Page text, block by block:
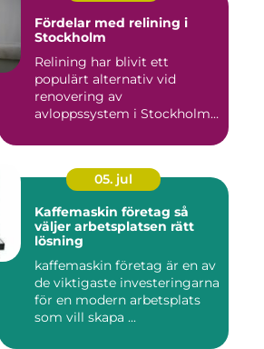
Fördelar med relining i
Stockholm
Relining har blivit ett
populärt alternativ vid
renovering av
avloppssystem i Stockholm.
05. jul
Kaffemaskin företag så
väljer arbetsplatsen rätt
lösning
kaffemaskin företag är en av
de viktigaste investeringarna
för en modern arbetsplats
som vill skapa ...